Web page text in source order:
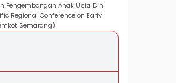
Pengembangan Anak Usia Dini
Regional Conference on Early
Semarang)